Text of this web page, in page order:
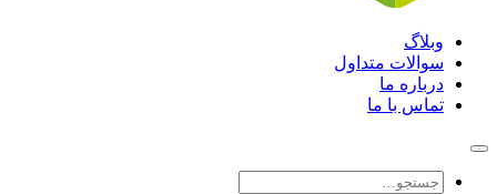
وبلاگ
سوالات متداول
درباره ما
تماس با ما
جستجو